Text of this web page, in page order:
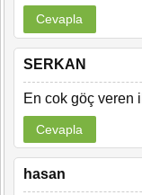
Cevapla
SERKAN
En cok göç veren
Cevapla
hasan